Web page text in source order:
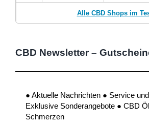
Alle CBD Shops im
CBD Newsletter –
● Aktuelle Nachrichten ● Service
Exklusive Sonderangebote ● CBD
Schmerzen